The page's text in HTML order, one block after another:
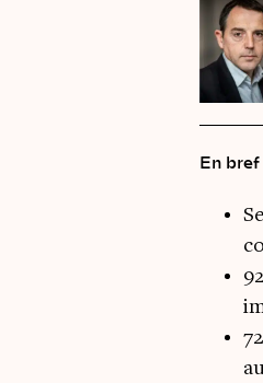
En bref